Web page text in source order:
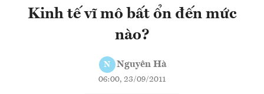
Kinh tế vĩ mô bất ổn đến mức
nào?
N Nguyên Hà
06:00, 23/09/2011